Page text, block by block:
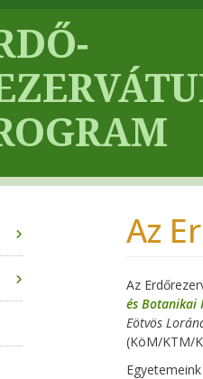
Az
Az
és Botanikai
Eötvös
(KöM/KTM/